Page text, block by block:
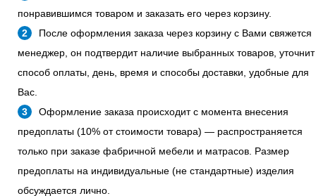
понравившимся товаром и заказать его через корзину.
После оформления заказа через корзину с Вами свяжется
менеджер, он подтвердит наличие выбранных товаров, уточнит
способ оплаты, день, время и способы доставки, удобные для
Вас.
Оформление заказа происходит с момента внесения
предоплаты (10% от стоимости товара) — распространяется
только при заказе фабричной мебели и матрасов. Размер
предоплаты на индивидуальные (не стандартные) изделия
обсуждается лично.